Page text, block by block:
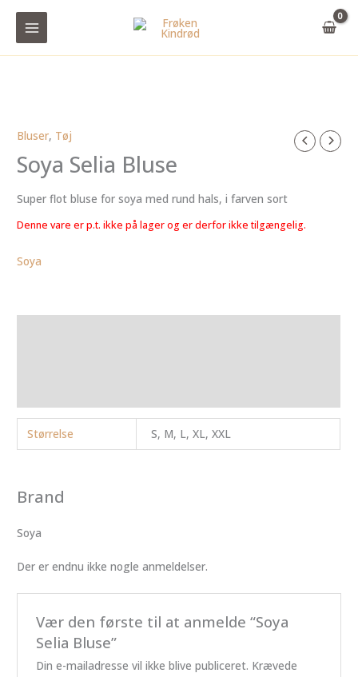
Bluser, Tøj
Soya Selia Bluse
Super flot bluse for soya med rund hals, i farven sort
Denne vare er p.t. ikke på lager og er derfor ikke tilgængelig.
Soya
Størrelse S, M, L, XL, XXL
Brand
Soya
Der er endnu ikke nogle anmeldelser.
Vær den første til at anmelde “Soya
Selia Bluse”
Din e-mailadresse vil ikke blive publiceret. Krævede